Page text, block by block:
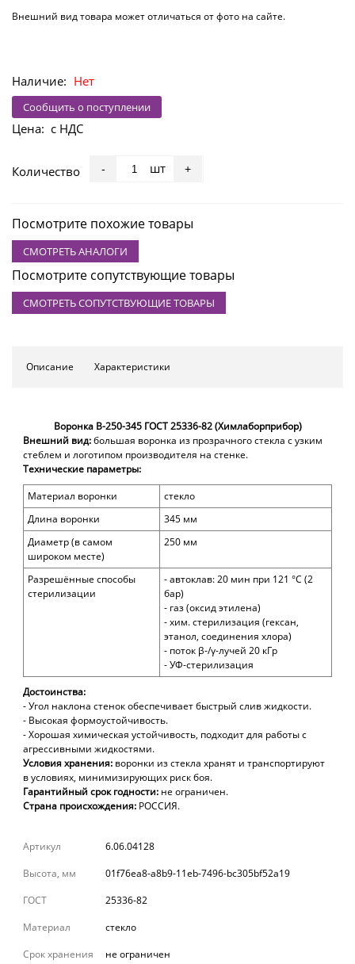
Внешний вид товара может отличаться от фото на сайте.
Наличие: Нет
Сообщить о поступлении
Цена: с НДС
Количество - шт +
Посмотрите похожие товары
СМОТРЕТЬ АНАЛОГИ
Посмотрите сопутствующие товары
СМОТРЕТЬ СОПУТСТВУЮЩИЕ ТОВАРЫ
Описание Характеристики
Воронка В-250-345 ГОСТ 25336-82 (Химлаборприбор)
Внешний вид:большая воронка из прозрачного стекла с узким
стеблем и логотипом производителя на стенке.
Технические параметры:
Материал воронки
стекло
Длина воронки
345 мм
Диаметр (в самом
широком месте)
250 мм
Разрешённые способы
стерилизации
- автоклав: 20 мин при 121 °С (2
бар)
- газ (оксид этилена)
- хим. стерилизация (гексан,
этанол, соединения хлора)
- поток β-/γ-лучей 20 кГр
- УФ-стерилизация
Достоинства:
- Угол наклона стенок обеспечивает быстрый слив жидкости.
- Высокая формоустойчивость.
- Хорошая химическая устойчивость, подходит для работы с
агрессивными жидкостями.
Условия хранения: воронки из стекла хранят и транспортируют
в условиях, минимизирующих риск боя.
Гарантийный срок годности: не ограничен.
Страна происхождения: РОССИЯ.
Артикул
6.06.04128
Высота, мм
01f76ea8-a8b9-11eb-7496-bc305bf52a19
ГОСТ
25336-82
Материал
стекло
Срок хранения
не ограничен